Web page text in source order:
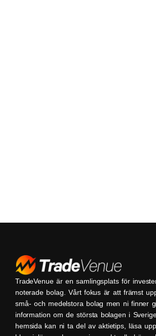
TradeVenue är en samlingsplats för
noterade bolag. Vårt fokus är att främst
små- och medelstora bolag men ni finner
information om de största bolagen i
hemsida kan ni ta del av aktietips, läsa